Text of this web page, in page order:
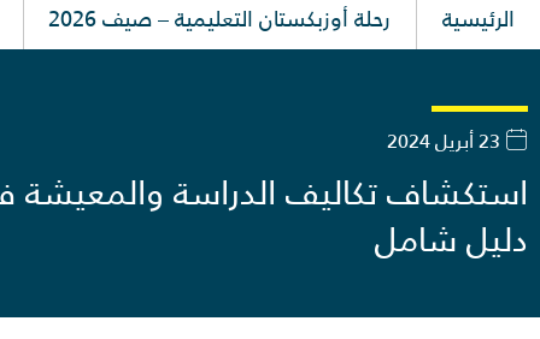
الرئيسية رحلة أوزبكستان التعليمية – صيف 2026
23 أبريل 2024
استكشاف تكاليف الدراسة والمعيشة
دليل شامل